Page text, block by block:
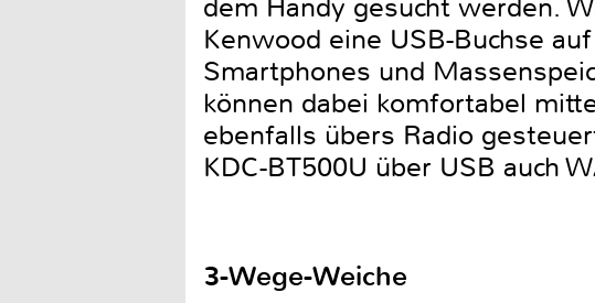
dem Handy gesucht werden.
Kenwood eine USB-Buchse
Smartphones und
können dabei komfortabel
ebenfalls übers Radio
KDC-BT500U über USB auch
3-Wege-Weiche